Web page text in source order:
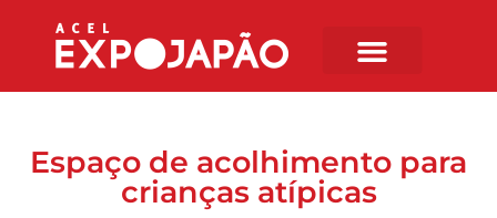
Espaço de acolhimento para
crianças atípicas